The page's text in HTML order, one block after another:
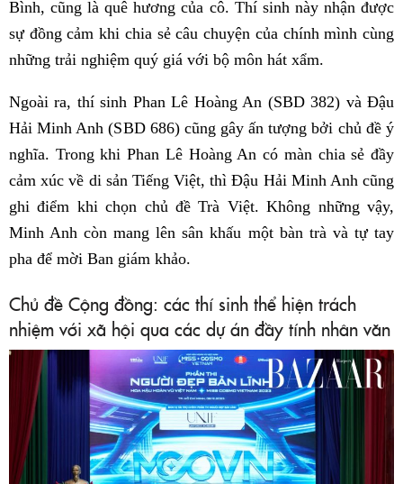
Bình, cũng là quê hương của cô. Thí sinh này nhận được
sự đồng cảm khi chia sẻ câu chuyện của chính mình cùng
những trải nghiệm quý giá với bộ môn hát xẩm.
Ngoài ra, thí sinh Phan Lê Hoàng An (SBD 382) và Đậu
Hải Minh Anh (SBD 686) cũng gây ấn tượng bởi chủ đề ý
nghĩa. Trong khi Phan Lê Hoàng An có màn chia sẻ đầy
cảm xúc về di sản Tiếng Việt, thì Đậu Hải Minh Anh cũng
ghi điểm khi chọn chủ đề Trà Việt. Không những vậy,
Minh Anh còn mang lên sân khấu một bàn trà và tự tay
pha để mời Ban giám khảo.
Chủ đề Cộng đồng: các thí sinh thể hiện trách
nhiệm với xã hội qua các dự án đầy tính nhân văn